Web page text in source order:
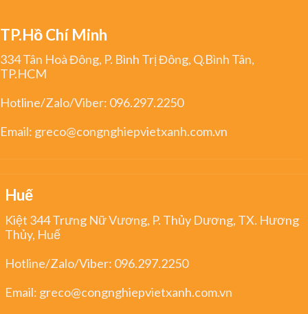
TP.Hồ Chí Minh
334 Tân Hoà Đông, P. Bình Trị Đông, Q.Bình Tân,
TP.HCM
Hotline/Zalo/Viber: 096.297.2250
Email: greco@congnghiepvietxanh.com.vn
Huế
Kiệt 344 Trưng Nữ Vương, P. Thủy Dương, TX. Hương
Thủy, Huế
Hotline/Zalo/Viber: 096.297.2250
Email: greco@congnghiepvietxanh.com.vn